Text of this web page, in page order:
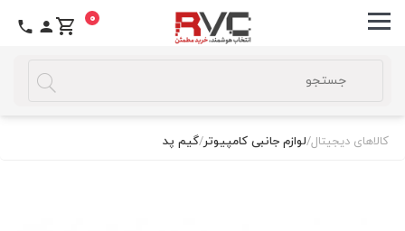
0
کالاهای دیجیتال/لوازم جانبی کامپیوتر/گیم پد